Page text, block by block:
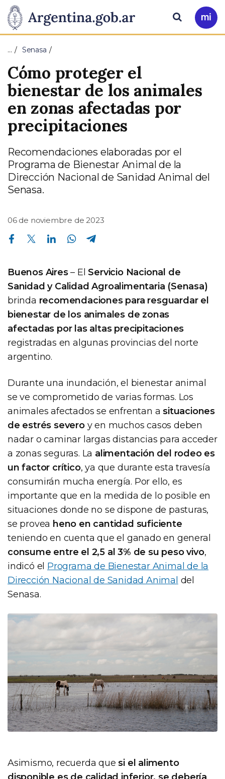
Presidencia
de
la
Nación
Pasar al contenido principal
Ir
a
Buscar
… Senasa
Cómo proteger el
bienestar de los animales
en zonas afectadas por
precipitaciones
Recomendaciones elaboradas por el
Programa de Bienestar Animal de la
Dirección Nacional de Sanidad Animal del
Senasa.
06 de noviembre de 2023
Compartir en Facebook Compartir en Twitter Compartir en Linkedin Compartir en Whatsapp
Buenos Aires– ElServicio Nacional de
Sanidad y Calidad Agroalimentaria (Senasa)
brinda recomendaciones para resguardar el
bienestar de los animales de zonas
afectadas por las altas precipitaciones
registradas en algunas provincias del norte
argentino.
Durante una inundación, el bienestar animal
se ve comprometido de varias formas. Los
animales afectados se enfrentan asituaciones
de estrés severoy en muchos casos deben
nadar o caminar largas distancias para acceder
a zonas seguras. La alimentación del rodeo es
un factor crítico, ya que durante esta travesía
consumirán mucha energía. Por ello, es
importante que en la medida de lo posible en
situaciones donde no se dispone de pasturas,
se provea heno en cantidad suficiente
teniendo en cuenta que el ganado en general
consume entre el 2,5 al 3% de su peso vivo,
indicó el Programa de Bienestar Animal de la
Dirección Nacional de Sanidad Animal del
Senasa.
Asimismo, recuerda quesi el alimento